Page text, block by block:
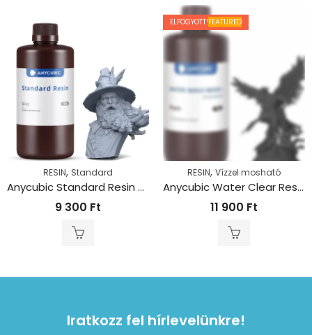
RESIN, Standard
Anycubic Standard Resin – Szürke (1kg)
9 300 Ft
ELFOGYOTT!FEATURED
RESIN, Vízzel mosható
Anycubic Water Clear Resin – Fekete (1kg)
11 900 Ft
Iratkozz fel hírlevelünkre!